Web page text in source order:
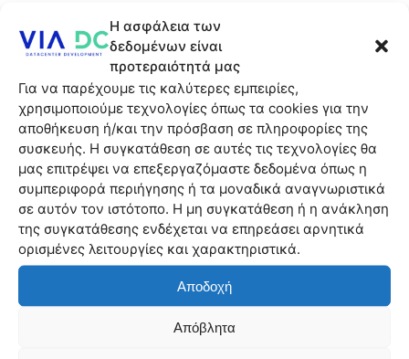
Η ασφάλεια των
δεδομένων είναι
προτεραιότητά μας
Για να παρέχουμε τις καλύτερες εμπειρίες,
χρησιμοποιούμε τεχνολογίες όπως τα cookies για την
αποθήκευση ή/και την πρόσβαση σε πληροφορίες της
συσκευής. Η συγκατάθεση σε αυτές τις τεχνολογίες θα
μας επιτρέψει να επεξεργαζόμαστε δεδομένα όπως η
συμπεριφορά περιήγησης ή τα μοναδικά αναγνωριστικά
σε αυτόν τον ιστότοπο. Η μη συγκατάθεση ή η ανάκληση
της συγκατάθεσης ενδέχεται να επηρεάσει αρνητικά
ορισμένες λειτουργίες και χαρακτηριστικά.
Αποδοχή
Απόβλητα